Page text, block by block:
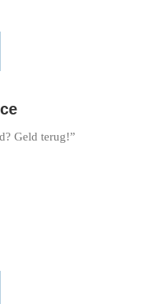
Geld terug!”